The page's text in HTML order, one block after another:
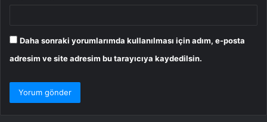
Daha sonraki yorumlarımda kullanılması için adım, e-posta
adresim ve site adresim bu tarayıcıya kaydedilsin.